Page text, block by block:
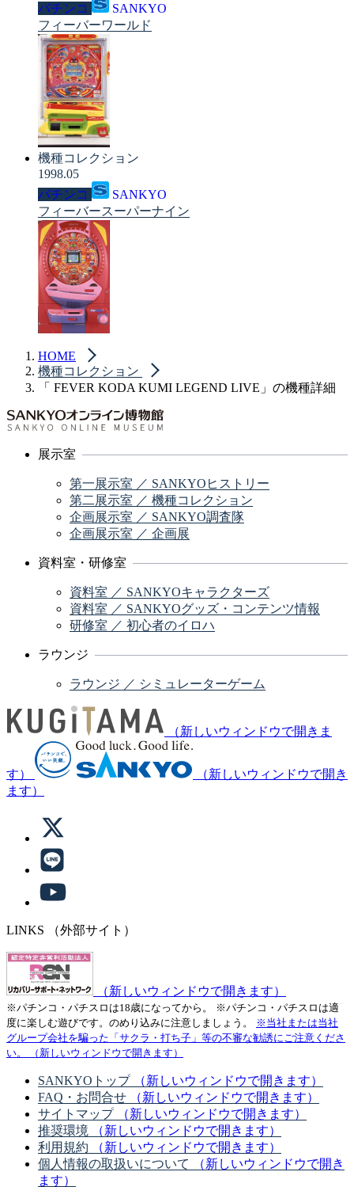
パチンコ
SANKYO
フィーバーワールド
機種コレクション
1998.05
パチンコ
SANKYO
フィーバースーパーナイン
HOME
機種コレクション
「 FEVER KODA KUMI LEGEND LIVE」の機種詳細
展示室
第一展示室 ／ SANKYOヒストリー
第二展示室 ／ 機種コレクション
企画展示室 ／ SANKYO調査隊
企画展示室 ／ 企画展
資料室・研修室
資料室 ／ SANKYOキャラクターズ
資料室 ／ SANKYOグッズ・コンテンツ情報
研修室 ／ 初心者のイロハ
ラウンジ
ラウンジ ／ シミュレーターゲーム
（新しいウィンドウで開きま
す）
（新しいウィンドウで開き
ます）
LINKS （外部サイト）
（新しいウィンドウで開きます）
※パチンコ・パチスロは18歳になってから。
※パチンコ・パチスロは適
度に楽しむ遊びです。のめり込みに注意しましょう。
※当社または当社
グループ会社を騙った「サクラ・打ち子」等の不審な勧誘にご注意くださ
い。
（新しいウィンドウで開きます）
SANKYOトップ
（新しいウィンドウで開きます）
FAQ・お問合せ
（新しいウィンドウで開きます）
サイトマップ
（新しいウィンドウで開きます）
推奨環境
（新しいウィンドウで開きます）
利用規約
（新しいウィンドウで開きます）
個人情報の取扱いについて
（新しいウィンドウで開き
ます）